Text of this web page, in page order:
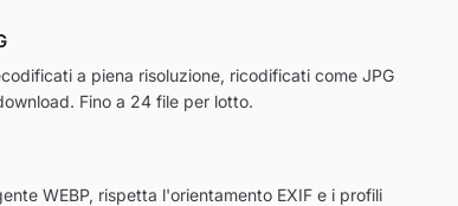
a piena risoluzione, ricodificati come JPG
Fino a 24 file per lotto.
WEBP, rispetta l'orientamento EXIF e i profili